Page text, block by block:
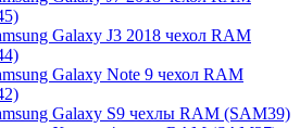
Galaxy J3 2018 чехол RAM
Galaxy Note 9 чехол RAM
Galaxy S9 чехлы RAM (SAM39)